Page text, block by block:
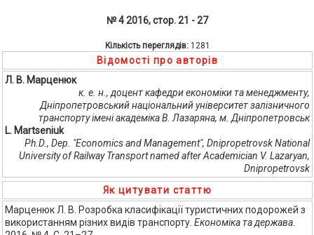
№ 4 2016, стор. 21 - 27
Кількість переглядів: 1281
Відомості про авторів
Л. В. Марценюк
к. е. н., доцент кафедри економіки та менеджменту,
Дніпропетровський національний університет залізничного
транспорту імені академіка В. Лазаряна, м. Дніпропетровськ
L. Martseniuk
Ph.D., Dep. "Economics and Management", Dnipropetrovsk National
University of Railway Transport named after Academician V. Lazaryan,
Dnipropetrovsk
Як цитувати статтю
Марценюк Л. В. Розробка класифікації туристичних подорожей з
використанням різних видів транспорту. Економіка та держава